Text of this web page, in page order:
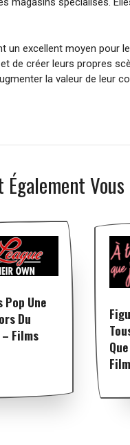
un excellent moyen pour
de créer leurs propres
la valeur de leur
Pop Une
Du
Films